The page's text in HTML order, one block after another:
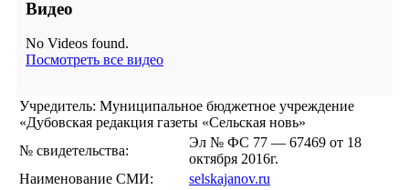
Видео
No Videos found.
Посмотреть все видео
Учредитель: Муниципальное бюджетное учреждение
«Дубовская редакция газеты «Сельская новь»
№ свидетельства:
Эл № ФС 77 — 67469 от 18
октября 2016г.
Наименование СМИ:
selskajanov.ru